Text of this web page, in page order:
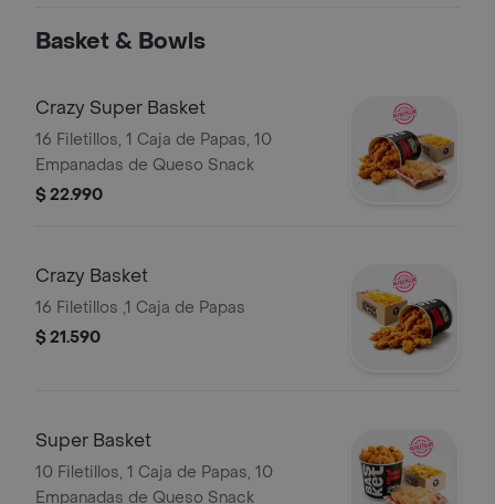
Basket & Bowls
Crazy Super Basket
16 Filetillos, 1 Caja de Papas, 10
Empanadas de Queso Snack
$ 22.990
Crazy Basket
16 Filetillos ,1 Caja de Papas
$ 21.590
Super Basket
10 Filetillos, 1 Caja de Papas, 10
Empanadas de Queso Snack